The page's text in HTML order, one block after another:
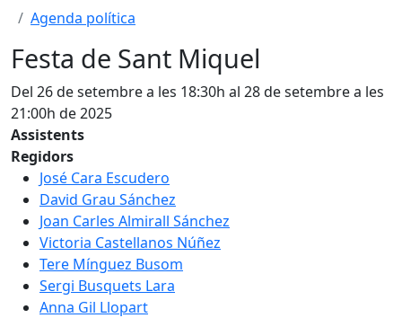
Agenda política
Festa de Sant Miquel
Del 26 de setembre a les 18:30h al 28 de setembre a les
21:00h de 2025
Assistents
Regidors
José Cara Escudero
David Grau Sánchez
Joan Carles Almirall Sánchez
Victoria Castellanos Núñez
Tere Mínguez Busom
Sergi Busquets Lara
Anna Gil Llopart